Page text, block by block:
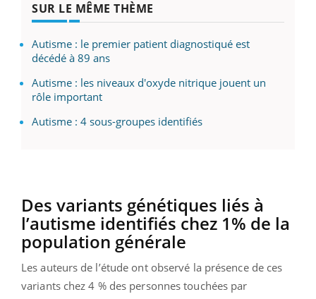
SUR LE MÊME THÈME
Autisme : le premier patient diagnostiqué est
décédé à 89 ans
Autisme : les niveaux d'oxyde nitrique jouent un
rôle important
Autisme : 4 sous-groupes identifiés
Des variants génétiques liés à
l’autisme identifiés chez 1% de la
population générale
Les auteurs de l’étude ont observé la présence de ces
variants chez 4 % des personnes touchées par